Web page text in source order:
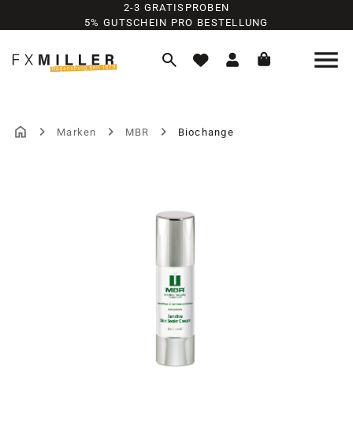
Zum Hauptinhalt springen
2-3 GRATISPROBEN
5% GUTSCHEIN PRO BESTELLUNG
Marken MBR Biochange